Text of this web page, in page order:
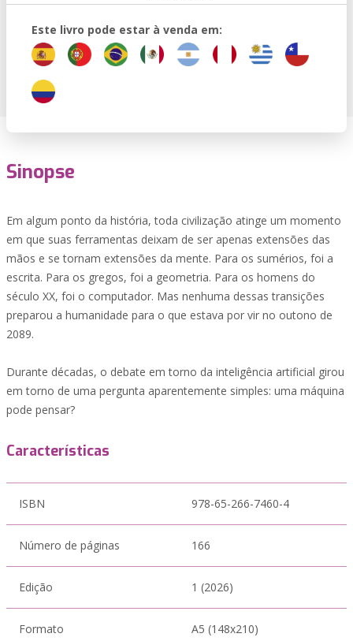
Este livro pode estar à venda em:
Sinopse
Em algum ponto da história, toda civilização atinge um momento
em que suas ferramentas deixam de ser apenas extensões das
mãos e se tornam extensões da mente. Para os sumérios, foi a
escrita. Para os gregos, foi a geometria. Para os homens do
século XX, foi o computador. Mas nenhuma dessas transições
preparou a humanidade para o que estava por vir no outono de
2089.
Durante décadas, o debate em torno da inteligência artificial girou
em torno de uma pergunta aparentemente simples: uma máquina
pode pensar?
Características
ISBN 978-65-266-7460-4
Número de páginas 166
Edição 1 (2026)
Formato A5 (148x210)